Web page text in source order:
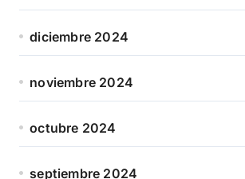
diciembre 2024
noviembre 2024
octubre 2024
septiembre 2024